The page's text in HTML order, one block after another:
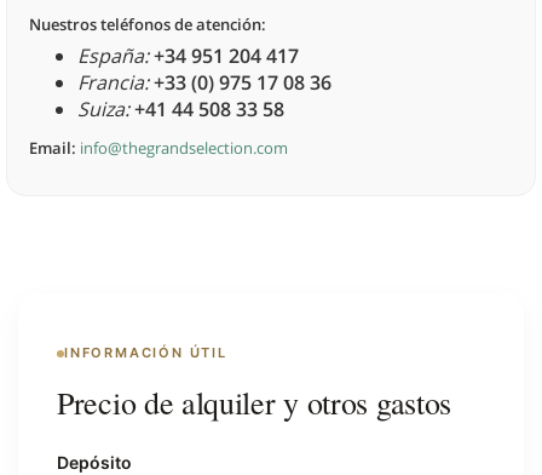
Nuestros teléfonos de atención:
España:+34 951 204 417
Francia:+33 (0) 975 17 08 36
Suiza:+41 44 508 33 58
Email: info@thegrandselection.com
INFORMACIÓN ÚTIL
Precio de alquiler y otros gastos
Depósito